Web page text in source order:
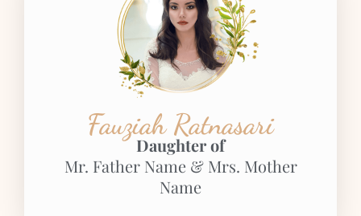
Fauziah Ratnasari
Daughter of
Mr. Father Name & Mrs. Mother
Name